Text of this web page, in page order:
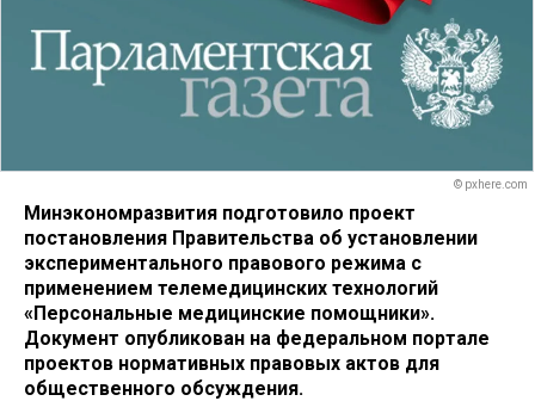
© pxhere.com
Минэкономразвития подготовило проект
постановления Правительства об установлении
экспериментального правового режима с
применением телемедицинских технологий
«Персональные медицинские помощники».
Документ опубликован на федеральном портале
проектов нормативных правовых актов для
общественного обсуждения.